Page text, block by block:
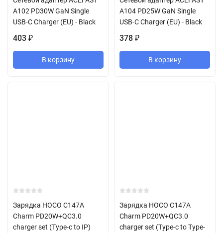
A102 PD30W GaN Single
USB-C Charger (EU) - Black
403 ₽
В корзину
A104 PD25W GaN Single
USB-C Charger (EU) - Black
378 ₽
В корзину
Зарядка HOCO C147A
Charm PD20W+QC3.0
charger set (Type-c to IP)
Зарядка HOCO C147A
Charm PD20W+QC3.0
charger set (Type-c to Type-